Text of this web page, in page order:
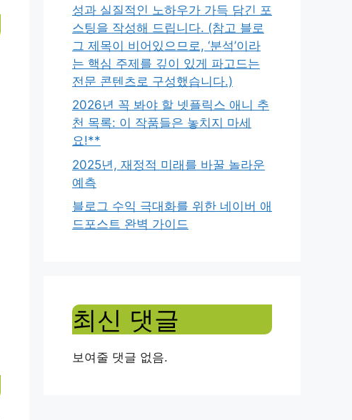
성과 실질적인 노하우가 가득 담긴 포
스팅을 작성해 드립니다. (참고 블로
그 제목이 비어있으므로, ‘분석’이라
는 핵심 주제를 깊이 있게 파고드는
전문 콘텐츠로 구성했습니다.)
2026년 꼭 봐야 할 넷플릭스 애니 추
천 목록: 이 작품들은 놓치지 마세
요!**
2025년, 재정적 미래를 바꿀 놀라운
예측
블로그 수익 극대화를 위한 네이버 애
드포스트 완벽 가이드
최신 댓글
보여줄 댓글 없음.